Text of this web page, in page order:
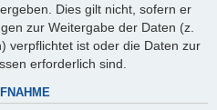
Dies gilt nicht, sofern er
zur Weitergabe der Daten (z.
verpflichtet ist oder die Daten zur
erforderlich sind.